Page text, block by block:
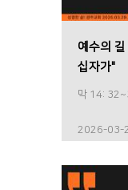
예수의
십자가"
막 14:
2026-03-